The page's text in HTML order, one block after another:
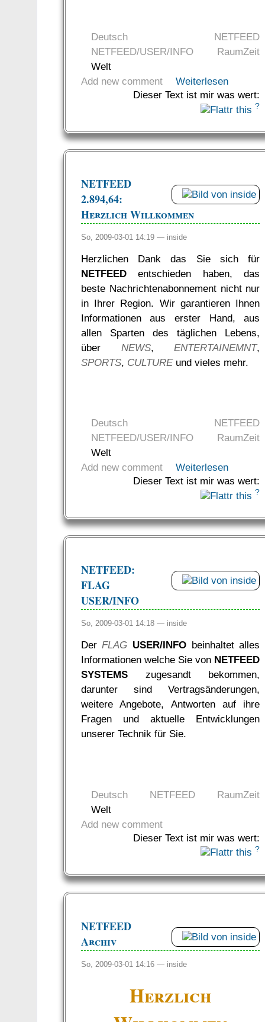
Deutsch
NETFEED
NETFEED/USER/INFO
RaumZeit
Welt
Add new comment
Weiterlesen
Dieser Text ist mir was wert:
?
NETFEED
2.894,64:
Herzlich Willkommen
So, 2009-03-01 14:19 — inside
Herzlichen Dank das Sie sich für
NETFEEDentschieden haben, das
beste Nachrichtenabonnement nicht nur
in Ihrer Region. Wir garantieren Ihnen
Informationen aus erster Hand, aus
allen Sparten des täglichen Lebens,
über NEWS,ENTERTAINEMNT,
SPORTS, CULTUREund vieles mehr.
Deutsch
NETFEED
NETFEED/USER/INFO
RaumZeit
Welt
Add new comment
Weiterlesen
Dieser Text ist mir was wert:
?
NETFEED:
FLAG
USER/INFO
So, 2009-03-01 14:18 — inside
DerFLAG USER/INFO beinhaltet alles
Informationen welche Sie von NETFEED
SYSTEMSzugesandt bekommen,
darunter sind Vertragsänderungen,
weitere Angebote, Antworten auf ihre
Fragen und aktuelle Entwicklungen
unserer Technik für Sie.
Deutsch NETFEED
RaumZeit
Welt
Add new comment
Dieser Text ist mir was wert:
?
NETFEED
Archiv
So, 2009-03-01 14:16 — inside
Herzlich